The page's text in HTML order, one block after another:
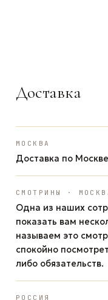
Доставка
МОСКВА
Доставка по
СМОТРИНЫ ·
Одна из наших
показать вам
называем это
спокойно
либо обязательств.
РОССИЯ